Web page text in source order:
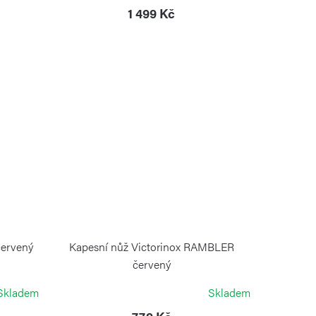
1 499 Kč
Kapesní nůž Victorinox RAMBLER
červený
Skladem